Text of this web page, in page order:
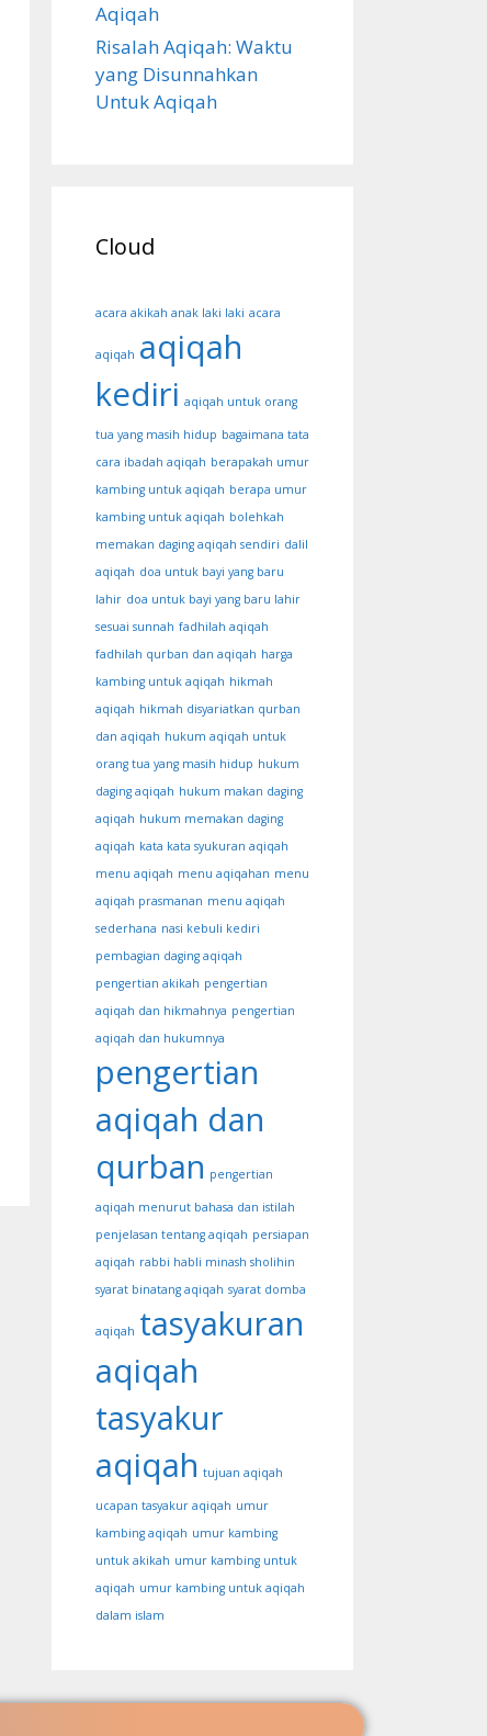
Aqiqah
Risalah Aqiqah: Waktu
yang Disunnahkan
Untuk Aqiqah
Cloud
acara akikah anak laki laki acara
aqiqah aqiqah
kediri aqiqah untuk orang
tua yang masih hidup bagaimana tata
cara ibadah aqiqah berapakah umur
kambing untuk aqiqah berapa umur
kambing untuk aqiqah bolehkah
memakan daging aqiqah sendiri dalil
aqiqah doa untuk bayi yang baru
lahir doa untuk bayi yang baru lahir
sesuai sunnah fadhilah aqiqah
fadhilah qurban dan aqiqah harga
kambing untuk aqiqah hikmah
aqiqah hikmah disyariatkan qurban
dan aqiqah hukum aqiqah untuk
orang tua yang masih hidup hukum
daging aqiqah hukum makan daging
aqiqah hukum memakan daging
aqiqah kata kata syukuran aqiqah
menu aqiqah menu aqiqahan menu
aqiqah prasmanan menu aqiqah
sederhana nasi kebuli kediri
pembagian daging aqiqah
pengertian akikah pengertian
aqiqah dan hikmahnya pengertian
aqiqah dan hukumnya
pengertian
aqiqah dan
qurban pengertian
aqiqah menurut bahasa dan istilah
penjelasan tentang aqiqah persiapan
aqiqah rabbi habli minash sholihin
syarat binatang aqiqah syarat domba
aqiqah tasyakuran
aqiqah
tasyakur
aqiqah tujuan aqiqah
ucapan tasyakur aqiqah umur
kambing aqiqah umur kambing
untuk akikah umur kambing untuk
aqiqah umur kambing untuk aqiqah
dalam islam